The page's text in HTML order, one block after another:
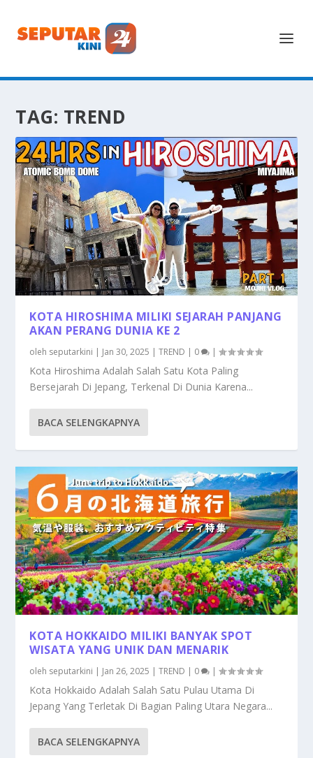
TAG: TREND
KOTA HIROSHIMA MILIKI SEJARAH PANJANG
AKAN PERANG DUNIA KE 2
oleh seputarkini | Jan 30, 2025 |TREND | 0 |
Kota Hiroshima Adalah Salah Satu Kota Paling
Bersejarah Di Jepang, Terkenal Di Dunia Karena...
BACA SELENGKAPNYA
KOTA HOKKAIDO MILIKI BANYAK SPOT
WISATA YANG UNIK DAN MENARIK
oleh seputarkini | Jan 26, 2025 |TREND | 0 |
Kota Hokkaido Adalah Salah Satu Pulau Utama Di
Jepang Yang Terletak Di Bagian Paling Utara Negara...
BACA SELENGKAPNYA